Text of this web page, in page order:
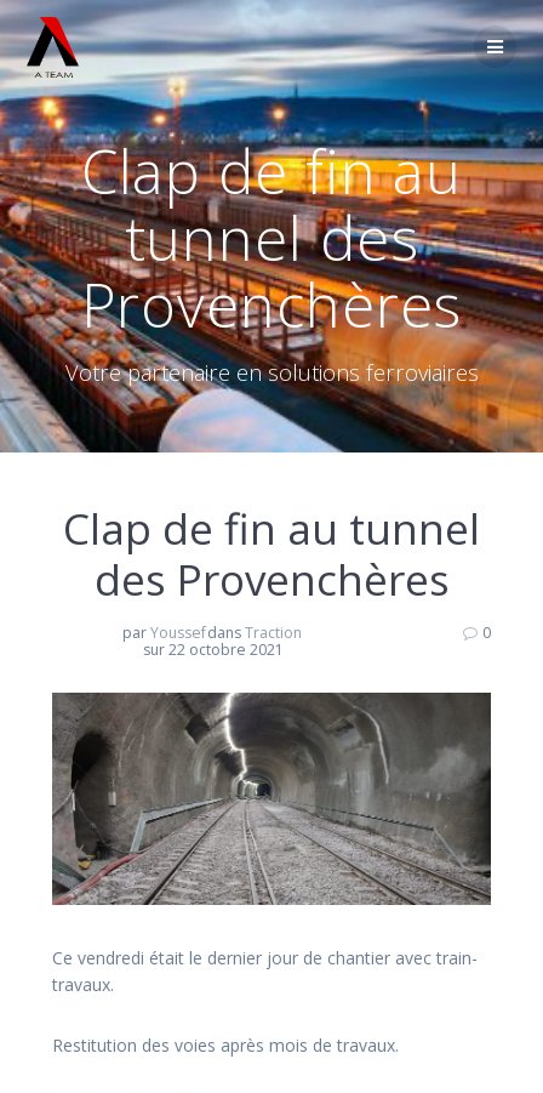
Passer
au
contenu
Clap de fin au
tunnel des
Provenchères
Votre partenaire en solutions ferroviaires
Clap de fin au tunnel
des Provenchères
parYoussefdansTraction
sur 22 octobre 2021
0
Ce vendredi était le dernier jour de chantier avec train-
travaux.
Restitution des voies après mois de travaux.